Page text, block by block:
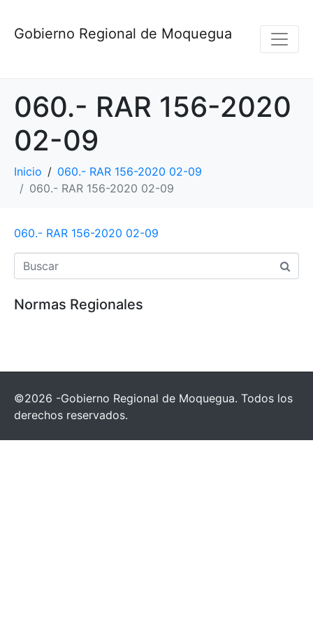
Gobierno Regional de Moquegua
060.- RAR 156-2020
02-09
Inicio
060.- RAR 156-2020 02-09
060.- RAR 156-2020 02-09
060.- RAR 156-2020 02-09
Normas Regionales
©2026 -Gobierno Regional de Moquegua. Todos los
derechos reservados.